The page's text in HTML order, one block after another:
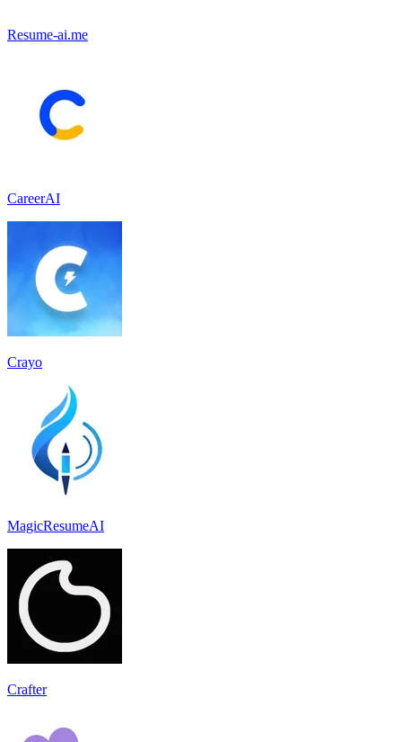
Resume-ai.me
CareerAI
Crayo
MagicResumeAI
Crafter